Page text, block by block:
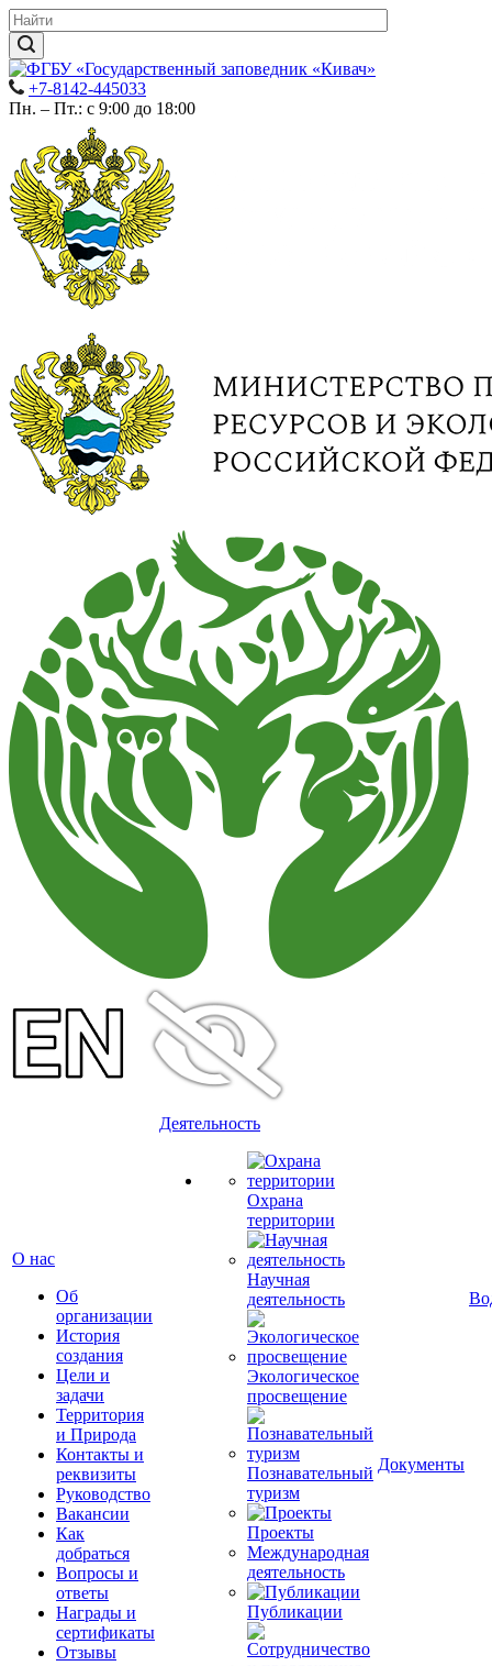
+7-8142-445033
Пн. – Пт.: с 9:00 до 18:00
О нас
Об
организации
История
создания
Цели и
задачи
Территория
и Природа
Контакты и
реквизиты
Руководство
Вакансии
Как
добраться
Вопросы и
ответы
Награды и
сертификаты
Отзывы
Деятельность
Охрана
территории
Научная
деятельность
Экологическое
просвещение
Познавательный
туризм
Проекты
Международная
деятельность
Публикации
Документы